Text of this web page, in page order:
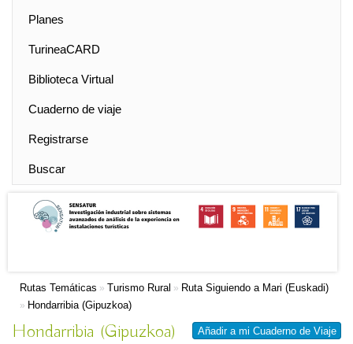
Planes
TurineaCARD
Biblioteca Virtual
Cuaderno de viaje
Registrarse
Buscar
Rutas Temáticas » Turismo Rural » Ruta Siguiendo a Mari (Euskadi)
» Hondarribia (Gipuzkoa)
Añadir a mi Cuaderno de Viaje
Hondarribia (Gipuzkoa)